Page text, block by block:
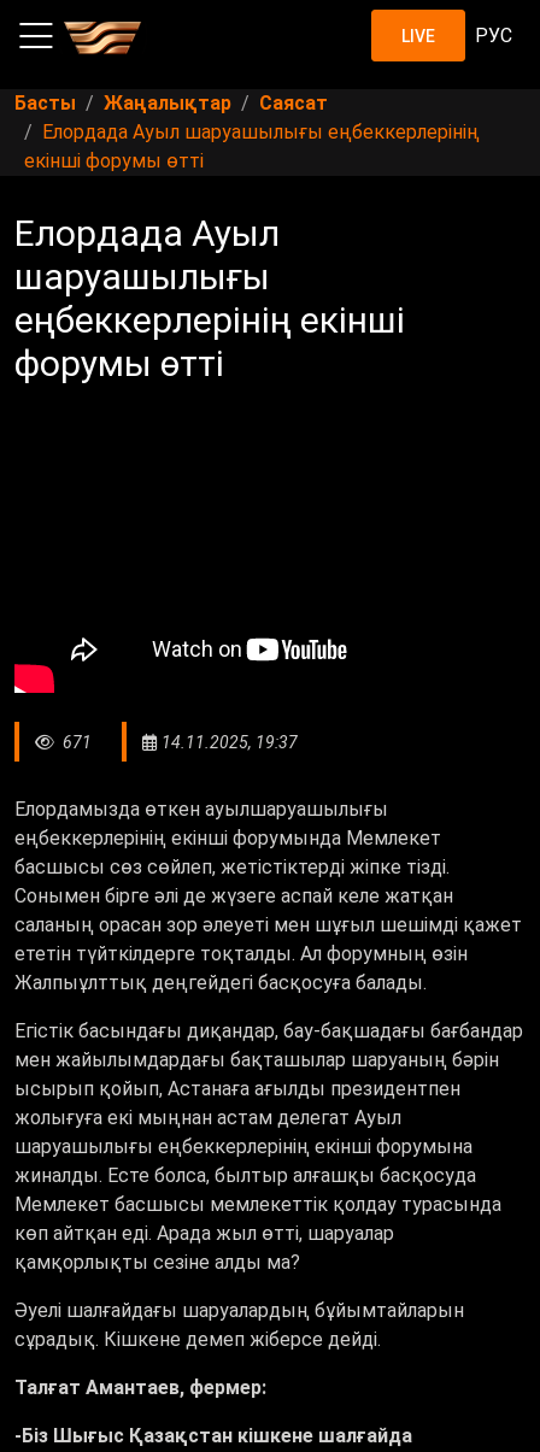
LIVE РУС
Басты Жаңалықтар
Саясат
Елордада Ауыл шаруашылығы еңбеккерлерінің
екінші форумы өтті
Елордада Ауыл
шаруашылығы
еңбеккерлерінің екінші
форумы өтті
671 14.11.2025, 19:37
Елордамызда өткен ауылшаруашылығы
еңбеккерлерінің екінші форумында Мемлекет
басшысы сөз сөйлеп, жетістіктерді жіпке тізді.
Сонымен бірге әлі де жүзеге аспай келе жатқан
саланың орасан зор әлеуеті мен шұғыл шешімді қажет
ететін түйткілдерге тоқталды. Ал форумның өзін
Жалпыұлттық деңгейдегі басқосуға балады.
Егістік басындағы диқандар, бау-бақшадағы бағбандар
мен жайылымдардағы бақташылар шаруаның бәрін
ысырып қойып, Астанаға ағылды президентпен
жолығуға екі мыңнан астам делегат Ауыл
шаруашылығы еңбеккерлерінің екінші форумына
жиналды. Есте болса, былтыр алғашқы басқосуда
Мемлекет басшысы мемлекеттік қолдау турасында
көп айтқан еді. Арада жыл өтті, шаруалар
қамқорлықты сезіне алды ма?
Әуелі шалғайдағы шаруалардың бұйымтайларын
сұрадық. Кішкене демеп жіберсе дейді.
Талғат Амантаев, фермер:
-Біз Шығыс Қазақстан кішкене шалғайда